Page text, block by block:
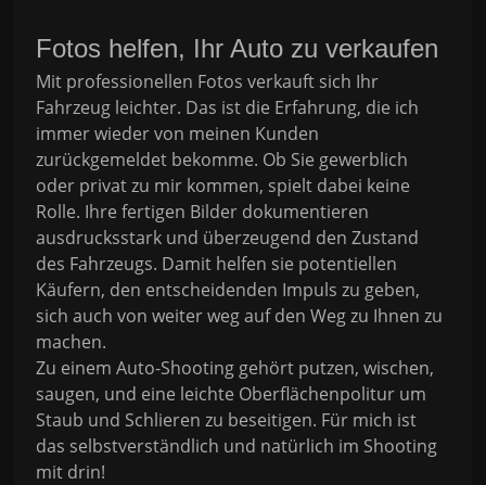
Fotos helfen, Ihr Auto zu verkaufen
Mit professionellen Fotos verkauft sich Ihr
Fahrzeug leichter. Das ist die Erfahrung, die ich
immer wieder von meinen Kunden
zurückgemeldet bekomme. Ob Sie gewerblich
oder privat zu mir kommen, spielt dabei keine
Rolle. Ihre fertigen Bilder dokumentieren
ausdrucksstark und überzeugend den Zustand
des Fahrzeugs. Damit helfen sie potentiellen
Käufern, den entscheidenden Impuls zu geben,
sich auch von weiter weg auf den Weg zu Ihnen zu
machen.
Zu einem Auto-Shooting gehört putzen, wischen,
saugen, und eine leichte Oberflächenpolitur um
Staub und Schlieren zu beseitigen. Für mich ist
das selbstverständlich und natürlich im Shooting
mit drin!